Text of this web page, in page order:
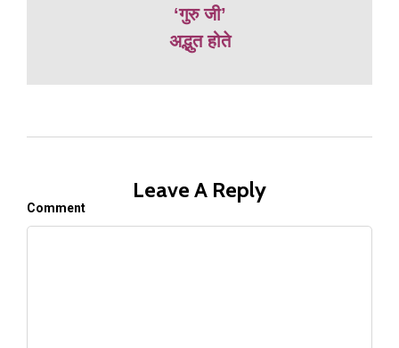
‘गुरु जी’
अद्भुत होते
Leave A Reply
Comment